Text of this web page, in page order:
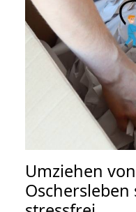
Umziehen von
Oschersleben